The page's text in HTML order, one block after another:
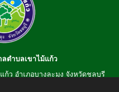
ลตำบลเขาไม้แก้ว
ก้ว อำเภอบางละมุง จังหวัดชลบุรี